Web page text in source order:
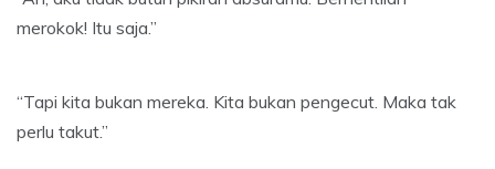
merokok! Itu saja.”
“Tapi kita bukan mereka. Kita bukan pengecut. Maka tak
perlu takut.”